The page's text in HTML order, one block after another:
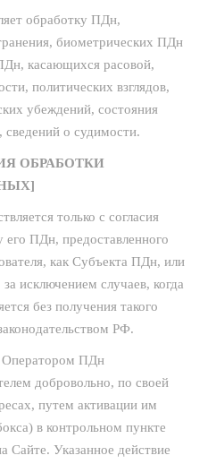
обработку ПДн,
биометрических ПДн
касающихся расовой,
политических взглядов,
убеждений, состояния
о судимости.
ОБРАБОТКИ
только с согласия
его ПДн, предоставленного
как Субъекта ПДн, или
исключением случаев, когда
без получения такого
РФ.
Оператором ПДн
добровольно, по своей
путем активации им
в контрольном пункте
Сайте. Указанное действие